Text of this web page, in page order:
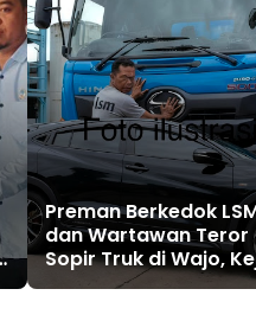
Preman Berkedok
dan Wartawan Teror
Sopir Truk di Wajo,
dan Palang